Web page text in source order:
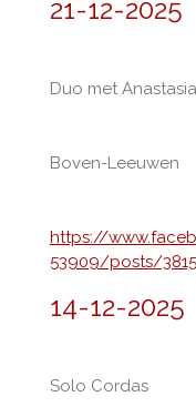
21-12-2025
Duo met
Boven-Leeuwen
https://
53909/posts/
14-12-2025
Solo Cordas